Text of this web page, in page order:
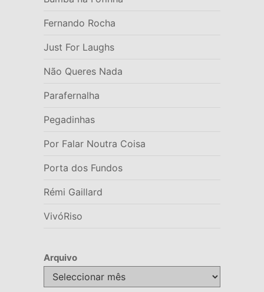
Fernando Rocha
Just For Laughs
Não Queres Nada
Parafernalha
Pegadinhas
Por Falar Noutra Coisa
Porta dos Fundos
Rémi Gaillard
VivóRiso
Arquivo
Arquivo